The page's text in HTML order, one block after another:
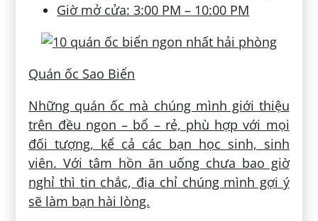
Giờ mở cửa: 3:00 PM – 10:00 PM
Quán ốc Sao Biển
Những quán ốc mà chúng mình giới thiệu
trên đều ngon – bổ – rẻ, phù hợp với mọi
đối tượng, kể cả các bạn học sinh, sinh
viên. Với tâm hồn ăn uống chưa bao giờ
nghỉ thì tin chắc, địa chỉ chúng mình gợi ý
sẽ làm bạn hài lòng.